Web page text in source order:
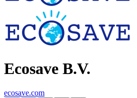
Ecosave B.V.
ecosave.com